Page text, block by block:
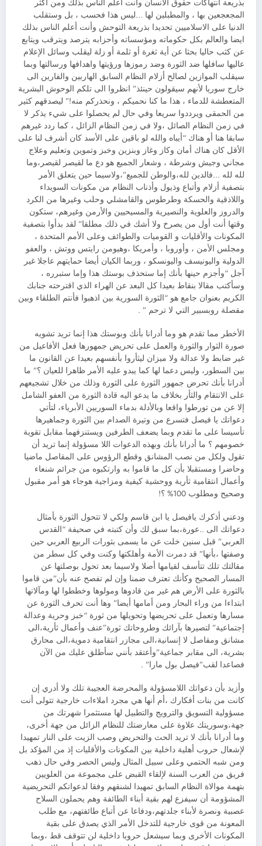
بذريعة انتهاكات حقوق الانسان وأنت أعلم الناس بذلك ومن أكثر
المجعجعين بها ، والمطبلين لها …ليس هذا فحسب ، بل وستقلب
الدنيا على الاسلاميين تحديدا بذريعة التوحش وأنت أعلم الناس بذلك
ايضا والعالم بكل حكوماته ومؤسساته وأحزابه يترصد ويترقب ويتابع
عن كثب حاليا بحثا عن أية ثغرة أو ثلمة أو زلة ليقلب وسائل الإعلام
عاليها سافلها ضد الثورة وضد رموزها ورؤيتها واهدافها ورسالتها وبما
سيقلب الموازين لصالح أزلام النظام السابق الهاربين والفارين الى
خارج سوريا لأنهم سيقولون حينئذ” انظروا الى تلكم الوحوش البشرية
المتعطشة للدماء ، هذا ما كنا نحميكم ، ونحذركم منه!” ليصدقهم كثير
من الحمقى ويرددوا سريعا وفي حال لم يحصلوا على شيء يذكر لا
في زمن النظام الصائل ،ولا في زمن النظام الزائل ، كما ردد غيرهم
سابقا هنا أو هناك “أيباه والله لو باقين على الأسد كان أشرف لنا على
الأقل كان هناك أمان وكاز وغاز وبنزين وخبز وتموين وتعليم وعلاج
مجاني وجيش وشرطة ، وشعار الجميع هو دع ما لقيصر لقيصر،وما
لله لله …فالدين لله،والوطن للجميع”،ولاسيما حين يتعلق الأمر
بتصفية أزلام وأتباع وذيول وأذناب النظام من مكونات السويداء
واللاذقية والحسكة وطرطوس والقامشلي وحلب وغيرها من الكرد
والدروز والعلوية والنصيرية والمسيحيين والأرمن وغيرهم، ستكون
وقتها أنت أول من يصرخ ولا أشك في ذلك مطلقا” لقد بدأوا بتصفية
المكونات والأقليات و القوميات والطوائف وعلى الأمم المتحدة ،
ومجلس الأمن ، وأوروبا ، وأمريكا ،وهيومن رايتس ووتش ، والعفو
الدولية واليونيسف واليونسكو ، وربما الكيان أيضا حمايتهم عاجلا غير
آجل “وأجزم حينها بأنك إما ستحذف بوستك هذا وإما ستبرره ،
وسأكتب مقالا بنقاط بعيدا كل البعد عن الهراء الذي اقترحته جنابك
الكريم بعنوان جامع هو “الثورة السورية بين اذهبوا فأنتم الطلقاء وبين
مقصلة روبسبير التي لا ترحم ” .
الأخطر مما تقدم هو وما أدرانا بأنك وبوستك هذا إنما تريد تشويه
صورة الثوار والثورة والعمل على تحريض جمهورها فعل الأفاعيل من
غير ضابط ولا عدالة ولا ميزان ليثأروا بأنفسهم بعيدا عن القانون ما
بين السطور، وليس دعما لها كما يبدو عليه الأمر ظاهرا للعيان ؟” ما
أدرانا بأنك تحرض جمهور الثورة على الثورة وذلك من خلال تشجيعهم
على الانتقام والثأر بخلاف ما يدعو اليه قادة الثورة من العفو الشامل
إلا عن من تورطوا واقعا وبالأدلة بدماء السوريين الأبرياء، لتأتي
دعواتك يا فيصل فتسرع من وتيرة الصدام بين الثورة وجماهيرها
تأسيسا على ما تقدم وبما يضعف الطرفين ويستنزفهما مقابل تقوية
خصومهم ؟ ما أدرانا بأنك وبهذه الدعوات اللا مسؤولة إنما تريد أن
تقول ولكل من نصب المشانق وقطع الرؤوس على المقاصل ماضيا
وحاضرا ومستقبلا بأن كل ما قاموا به وارتكبوه من جرائم شنعاء
وأعمال انتقامية ثأرية ووحشية كيفية ومزاجية هوجاء هو أمر مقبول
وصحيح ومطلوب 100% ؟!
ودعني أذكرك يافيصل يا ابن قاسم ولكي ﻻ تتحول الثورة بأمثال
دعواتك الى ..عورة،بما سبق لك وأن كتبته في صحيفة “القدس
العربي” قبل سنين خلت عن ما يسمى بثورات الربيع العربي حين
وصفتها ،بأنها” قد دمرت الأمة وأهلكتها وكنت وفي كل سطر من
مقالتك تلك تتأسف لقيامها أصلا ولاسيما بعد تحول بوصلتها عن
المسار الصحيح وكأنك تعترف ضمنا وإن لم تفصح عنه بأن”من قاموا
بالثورة على الأرض هم غير من قادوها ومولوها وخططوا لها ومآلاتها
ابتداءا من وراء البحار ومن أمامها أيضا” وها أنت تحرف الثورة عن
مسارها وتعمل على تحريضها وتحويلها من ثورة “خبز وحرية وعدالة
إجتماعية” لتصيرها بآرائك وطروحاتك ثورة”عنف وأعمال ثأرية،الى
مشانق ومقاصل لا إنسانية،الى مجازر انتقامية دموية،الى محارق
بشرية، الى مقابر جماعية”وأعتقد بأنني سأطلق عليك من الآن
فصاعدا لقب”فيصل بول مارا” .
وأزيد بأن دعواتك اللامسؤولة والمحرضة العجيبة تلك ولا أدري إن
كانت من بنات أفكارك ،أم أنها هي مجرد املاءات خارجية تتولى أنت
مسؤولية التسويق والترويج والتطبيل لها مستثمرا شهرتك من
جهة،وسوريتك علاوة على معارضتك للنظام الزائل من جهة أخرى،
وما أدرانا بأنك لا تريد الحث والتحريض وصب الزيت على النار تمهيدا
لإشعال حروب أهلية داخلية بين المكونات والأقليات إذ من المؤكد بل
ومن شبه الحتمي وعلى سبيل المثال وليس الحصر وفي حال ذهب
فريق من العرب السنة لإلقاء القبض على مجموعة من العلويين
بتهمة موالاة النظام السابق تمهيدا لشنقهم وفقا لدعواتكم التحريضية
المشؤومة أن سيفزع لهم بقية أبناء الطائفة وهم يحملون السلاح
عصبية ونصرة لأبناء جلدتهم،ودفاعا عن أتباع طائفتهم، مع طلب
المعونة من قوى خارجية للتدخل الأمر الذي يصدق على بقية
المكونات الأخرى وبما سيشعل حروبا داخلية لن تتوقف قط ،وبما